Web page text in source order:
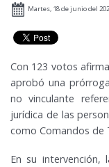
RELACIONES
AGENDA
Martes, 18 de junio del
Con 123 votos
aprobó una
no vinculante
jurídica de las
como Comandos de
En su intervención,